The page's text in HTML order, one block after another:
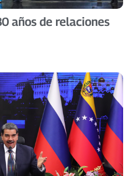
años de relaciones